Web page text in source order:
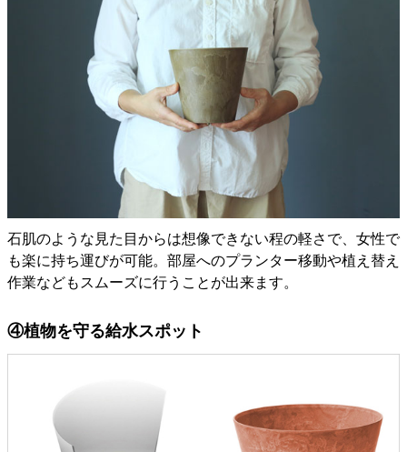
石肌のような見た目からは想像できない程の軽さで、女性で
も楽に持ち運びが可能。部屋へのプランター移動や植え替え
作業などもスムーズに行うことが出来ます。
④植物を守る給水スポット